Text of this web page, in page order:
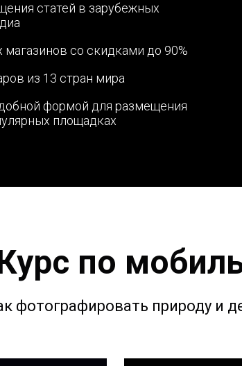
формой для размещения
площадках
из 13 стран мира
магазинов со скидками до 90%
статей в зарубежных
по
фотографировать природу и